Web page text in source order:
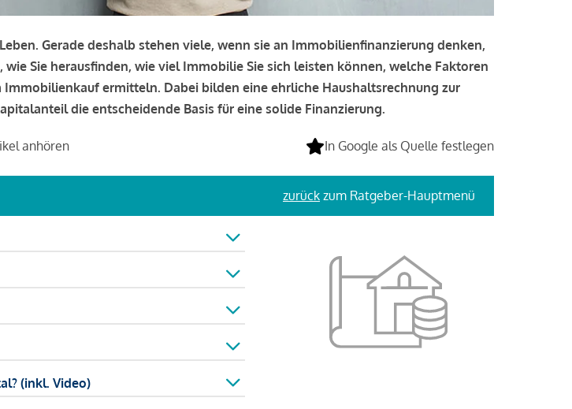
Gerade deshalb stehen viele, wenn sie an Immobilienfinanzierung denken,
Sie herausfinden, wie viel Immobilie Sie sich leisten können, welche Faktoren
ermitteln. Dabei bilden eine ehrliche Haushaltsrechnung zur
die entscheidende Basis für eine solide Finanzierung.
anhören In Google als Quelle festlegen
zurück zum Ratgeber-Hauptmenü
(inkl. Video)